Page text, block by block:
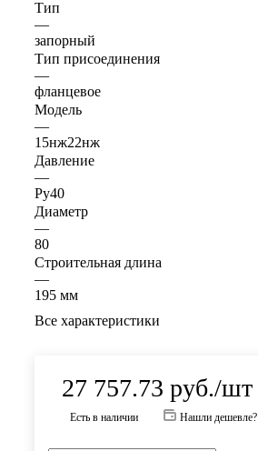
Тип
—
запорный
Тип присоединения
—
фланцевое
Модель
—
15нж22нж
Давление
—
Ру40
Диаметр
—
80
Строительная длина
—
195 мм
Все характеристики
27 757.73 руб./шт
Есть в наличии Нашли дешевле?